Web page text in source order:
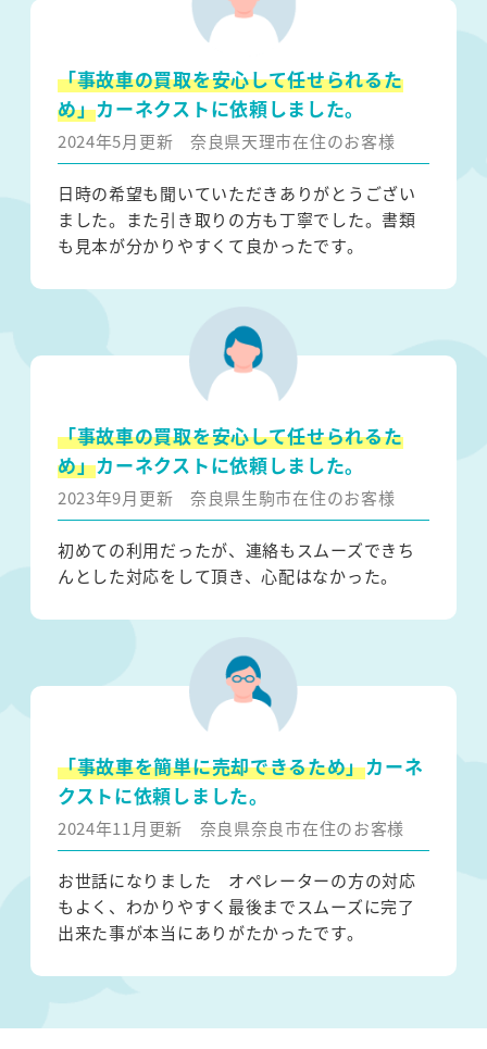
「事故車の買取を安心して任せられるた
め」カーネクストに依頼しました。
2024年5月更新 奈良県天理市在住のお客様
日時の希望も聞いていただきありがとうござい
ました。また引き取りの方も丁寧でした。書類
も見本が分かりやすくて良かったです。
「事故車の買取を安心して任せられるた
め」カーネクストに依頼しました。
2023年9月更新 奈良県生駒市在住のお客様
初めての利用だったが、連絡もスムーズできち
んとした対応をして頂き、心配はなかった。
「事故車を簡単に売却できるため」カーネ
クストに依頼しました。
2024年11月更新 奈良県奈良市在住のお客様
お世話になりました オペレーターの方の対応
もよく、わかりやすく最後までスムーズに完了
出来た事が本当にありがたかったです。